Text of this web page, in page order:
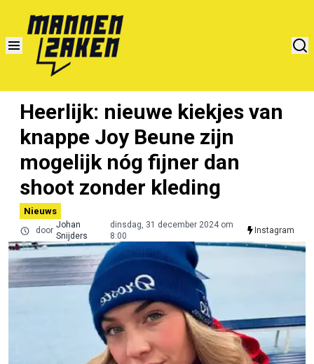
Heerlijk: nieuwe kiekjes van
knappe Joy Beune zijn
mogelijk nóg fijner dan
shoot zonder kleding
Nieuws
door
Johan
Snijders
dinsdag, 31 december 2024 om
8:00
Instagram